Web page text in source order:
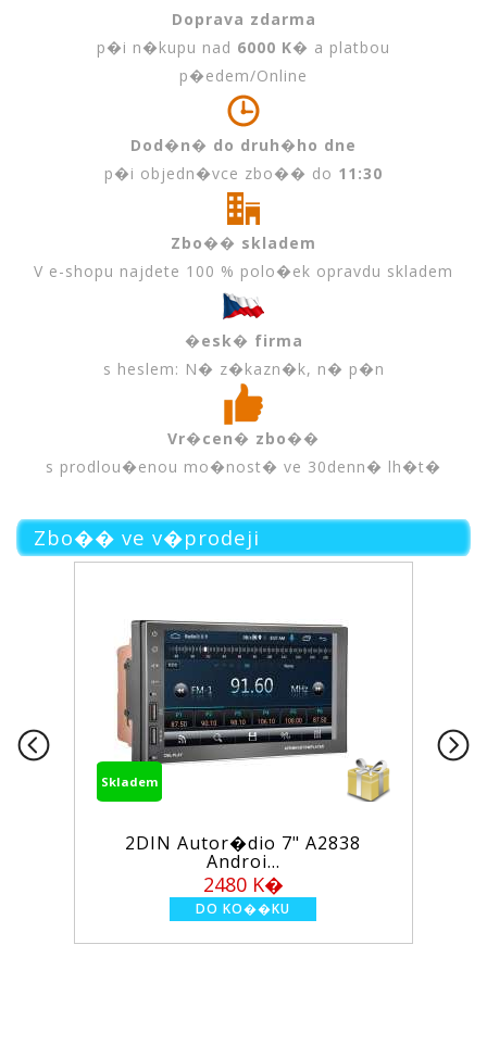
Doprava zdarma
p�i n�kupu nad 6000 K� a platbou
p�edem/Online
Dod�n� do druh�ho dne
p�i objedn�vce zbo�� do 11:30
Zbo�� skladem
V e-shopu najdete 100 % polo�ek opravdu skladem
�esk� firma
s heslem: N� z�kazn�k, n� p�n
Vr�cen� zbo��
s prodlou�enou mo�nost� ve 30denn� lh�t�
Zbo�� ve v�prodeji
Skladem
2DIN Autor�dio 7" A2838
Androi...
2480 K�